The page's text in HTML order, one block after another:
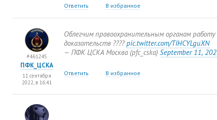
Ответить В избранное
Облегчим правоохранительным органам работу
доказательств ????pic.twitter.com/TIHCYLguXN
— ПФК ЦСКА Москва (pfc_cska) September 11,
Ответить В избранное
#461245
ПФК_ЦСКА
11 сентября
2022, в 16:41